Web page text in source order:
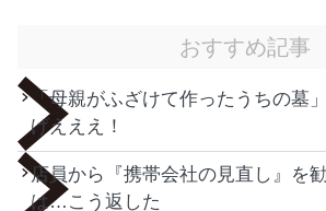
おすすめ記事
「母親がふざけて作ったうちの墓
げえええ！
店員から『携帯会社の見直し』を
は…こう返した